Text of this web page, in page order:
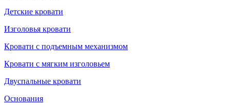
Детские кровати
Изголовья кровати
Кровати с подъемным механизмом
Кровати с мягким изголовьем
Двуспальные кровати
Основания